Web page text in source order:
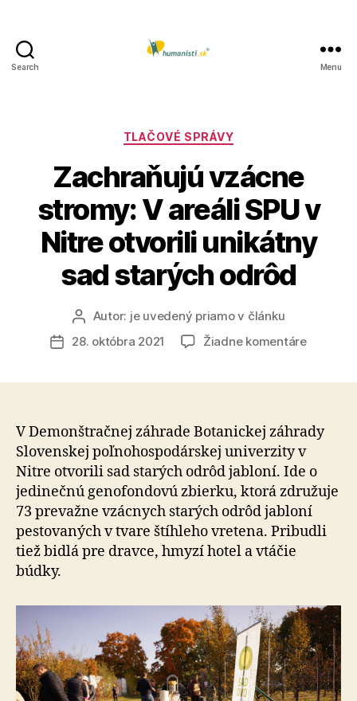
Search Menu
Kategórie
TLAČOVÉ SPRÁVY
Zachraňujú vzácne
stromy: V areáli SPU v
Nitre otvorili unikátny
sad starých odrôd
Autor
článku
Autor: je uvedený priamo v článku
Dátum
28. októbra 2021 Žiadne komentárena
areáli
SPU
Nitre
otvorili
unikátny
sad
V Demonštračnej záhrade Botanickej záhrady
Slovenskej poľnohospodárskej univerzity v
Nitre otvorili sad starých odrôd jabloní. Ide o
jedinečnú genofondovú zbierku, ktorá združuje
73 prevažne vzácnych starých odrôd jabloní
pestovaných v tvare štíhleho vretena. Pribudli
tiež bidlá pre dravce, hmyzí hotel a vtáčie
búdky.